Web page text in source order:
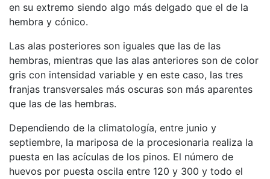
en su extremo siendo algo más delgado que el de la
hembra y cónico.
Las alas posteriores son iguales que las de las
hembras, mientras que las alas anteriores son de color
gris con intensidad variable y en este caso, las tres
franjas transversales más oscuras son más aparentes
que las de las hembras.
Dependiendo de la climatología, entre junio y
septiembre, la mariposa de la procesionaria realiza la
puesta en las acículas de los pinos. El número de
huevos por puesta oscila entre 120 y 300 y todo el